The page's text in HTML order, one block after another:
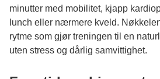
minutter med mobilitet, kjapp
lunch eller nærmere kveld.
rytme som gjør treningen til en
uten stress og dårlig samvittighet.